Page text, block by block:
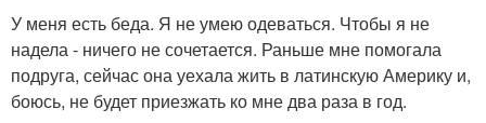
У меня есть беда. Я не умею одеваться. Чтобы я не
надела - ничего не сочетается. Раньше мне помогала
подруга, сейчас она уехала жить в латинскую Америку и,
боюсь, не будет приезжать ко мне два раза в год.